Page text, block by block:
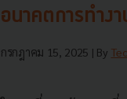
อนาคตการทำง
กรกฎาคม 15, 2025 | By